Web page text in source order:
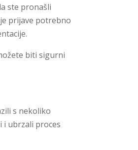
ste pronašli
prijave potrebno
biti sigurni
s nekoliko
i ubrzali proces